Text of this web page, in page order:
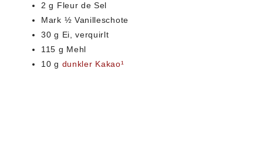
2 g Fleur de Sel
Mark ½ Vanilleschote
30 g Ei, verquirlt
115 g Mehl
10 g dunkler Kakao¹